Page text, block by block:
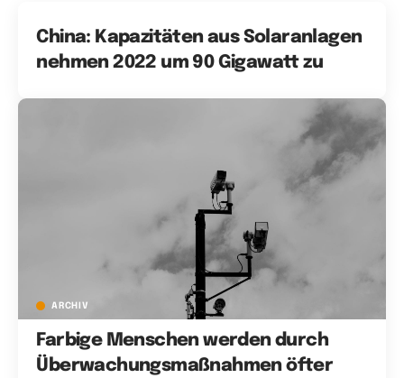
China: Kapazitäten aus Solaranlagen
nehmen 2022 um 90 Gigawatt zu
ARCHIV
Farbige Menschen werden durch
Überwachungsmaßnahmen öfter